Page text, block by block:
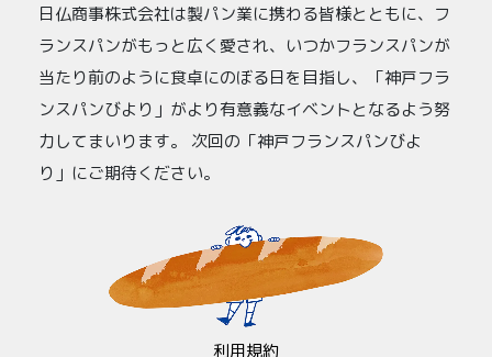
日仏商事株式会社は製パン業に携わる皆様とともに、フ
ランスパンがもっと広く愛され、いつかフランスパンが
当たり前のように食卓にのぼる日を目指し、「神戸フラ
ンスパンびより」がより有意義なイベントとなるよう努
力してまいります。 次回の「神戸フランスパンびよ
り」にご期待ください。
利用規約